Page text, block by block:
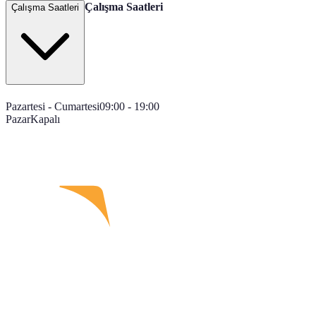
Çalışma Saatleri Çalışma Saatleri
Pazartesi - Cumartesi09:00 - 19:00
PazarKapalı